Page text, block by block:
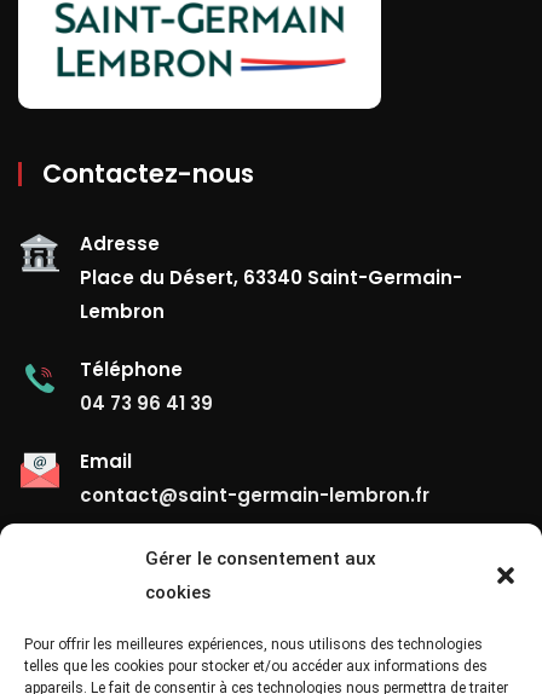
Gérer le consentement aux
cookies
Pour offrir les meilleures expériences, nous utilisons des technologies
telles que les cookies pour stocker et/ou accéder aux informations des
appareils. Le fait de consentir à ces technologies nous permettra de traiter
Contactez-nous
Adresse
Place du Désert, 63340 Saint-Germain-
Lembron
Téléphone
04 73 96 41 39
Email
contact@saint-germain-lembron.fr
Liens Utiles
Contact